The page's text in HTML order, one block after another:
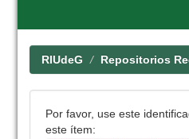
RIUdeG Repositorios
Por favor, use este
este ítem: